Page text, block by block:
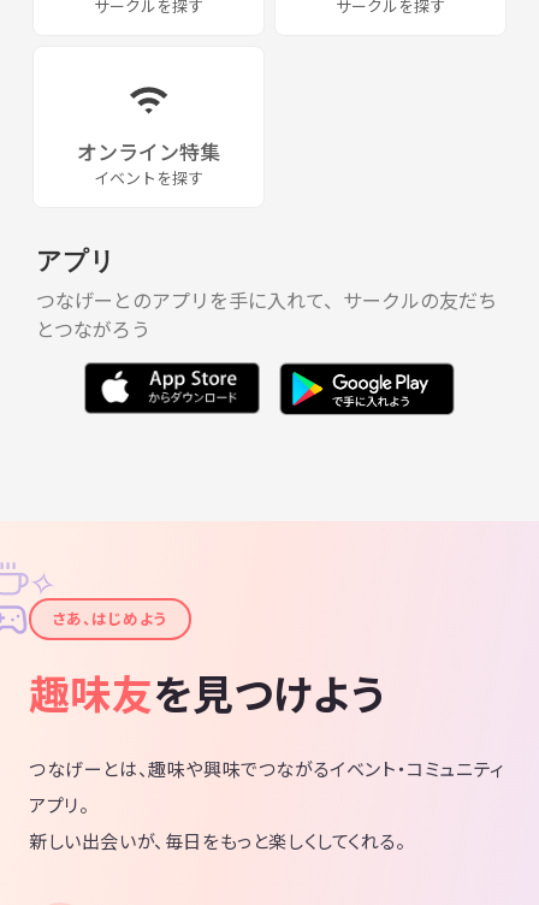
サークルを探す サークルを探す
オンライン特集
イベントを探す
アプリ
つなげーとのアプリを手に入れて、サークルの友だち
とつながろう
✦
✧
さあ、はじめよう
趣味友を見つけよう
つなげーとは、趣味や興味でつながるイベント・コミュニティ
アプリ。
新しい出会いが、毎日をもっと楽しくしてくれる。